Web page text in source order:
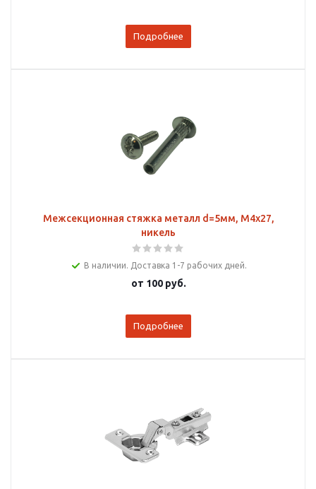
Подробнее
Межсекционная стяжка металл d=5мм, М4х27,
никель
В наличии. Доставка 1-7 рабочих дней.
от 100 руб.
Подробнее